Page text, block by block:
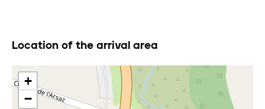
Location of the arrival area
+
−